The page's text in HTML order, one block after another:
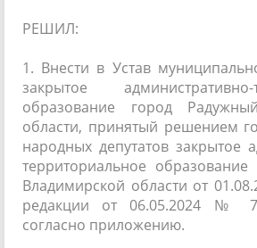
РЕШИЛ:
1. Внести в Устав
закрытое административно-
образование город
области, принятый решением
народных депутатов закрытое
территориальное
Владимирской области от
редакции от 06.05.2024 №
согласно приложению.